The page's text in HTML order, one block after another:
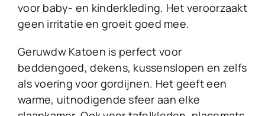
voor baby- en kinderkleding. Het veroorzaakt
geen irritatie en groeit goed mee.
Geruwdw Katoen is perfect voor
beddengoed, dekens, kussenslopen en zelfs
als voering voor gordijnen. Het geeft een
warme, uitnodigende sfeer aan elke